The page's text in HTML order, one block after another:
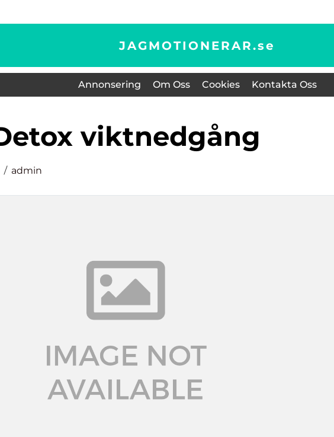
JAGMOTIONERAR.se
Annonsering Om Oss Cookies Kontakta Oss
detox viktnedgång
admin